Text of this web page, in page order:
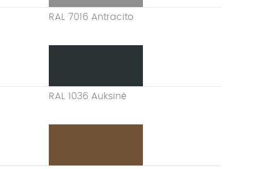
RAL 7016 Antracito
RAL 1036 Auksinė